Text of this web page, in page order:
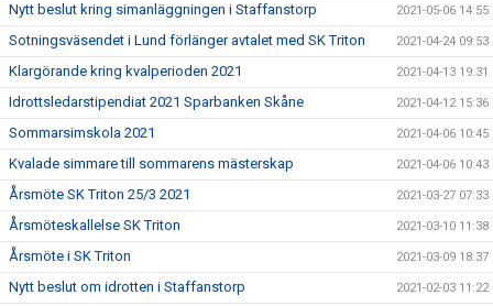
Nytt beslut kring simanläggningen i Staffanstorp 2021-05-06 14:55
Sotningsväsendet i Lund förlänger avtalet med SK Triton 2021-04-24 09:53
Klargörande kring kvalperioden 2021 2021-04-13 19:31
Idrottsledarstipendiat 2021 Sparbanken Skåne 2021-04-12 15:36
Sommarsimskola 2021 2021-04-06 10:45
Kvalade simmare till sommarens mästerskap 2021-04-06 10:43
Årsmöte SK Triton 25/3 2021 2021-03-27 07:33
Årsmöteskallelse SK Triton 2021-03-10 11:38
Årsmöte i SK Triton 2021-03-09 18:37
Nytt beslut om idrotten i Staffanstorp 2021-02-03 11:22